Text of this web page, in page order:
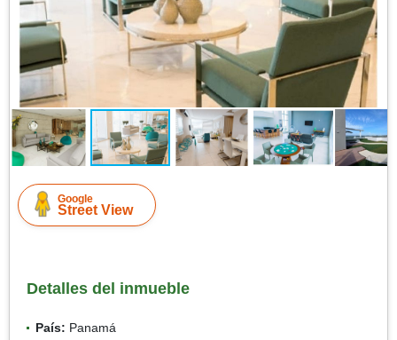
Google
Street View
Detalles del inmueble
País: Panamá